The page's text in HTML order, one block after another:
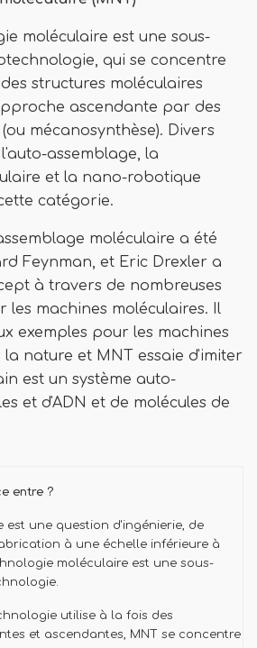
moléculaire est une sous-
qui se concentre
structures moléculaires
ascendante par des
mécanosynthèse). Divers
assemblage, la
et la nano-robotique
catégorie.
moléculaire a été
Feynman, et Eric Drexler a
à travers de nombreuses
les machines moléculaires. Il
exemples pour les machines
la nature et MNT essaie d'imiter
est un système auto-
et d'ADN et de molécules de
entre ?
est une question d'ingénierie, de
à une échelle inférieure à
moléculaire est une sous-
utilise à la fois des
et ascendantes, MNT se concentre